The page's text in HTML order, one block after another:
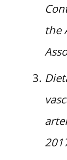
the